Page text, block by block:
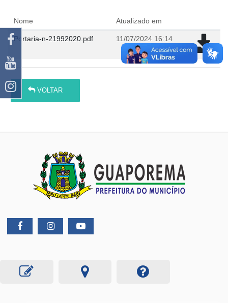
Nome Atualizado em
Portaria-n-21992020.pdf 11/07/2024 16:14
VOLTAR